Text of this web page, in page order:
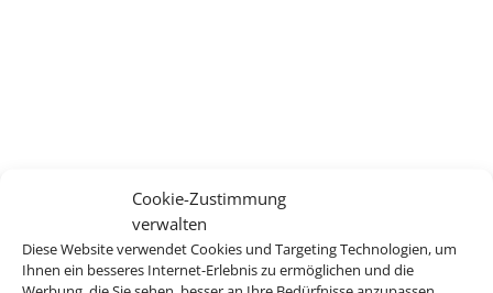
Cookie-Zustimmung
verwalten
Diese Website verwendet Cookies und Targeting Technologien, um
Ihnen ein besseres Internet-Erlebnis zu ermöglichen und die